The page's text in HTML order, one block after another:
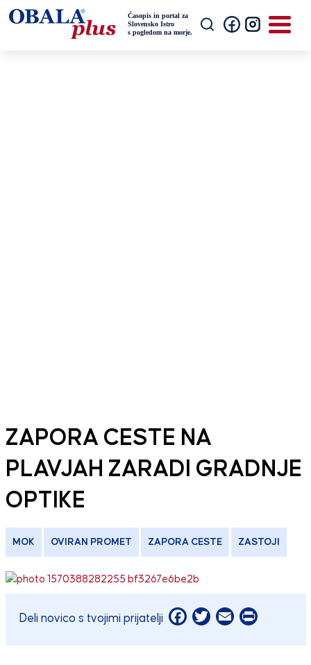
ZAPORA CESTE NA
PLAVJAH ZARADI GRADNJE
OPTIKE
MOK OVIRAN PROMET ZAPORA CESTE ZASTOJI
Deli novico s tvojimi prijatelji Facebook
Twitter
EmailPrint